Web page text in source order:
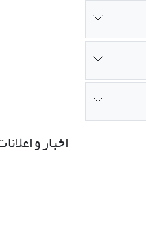
اخبار و